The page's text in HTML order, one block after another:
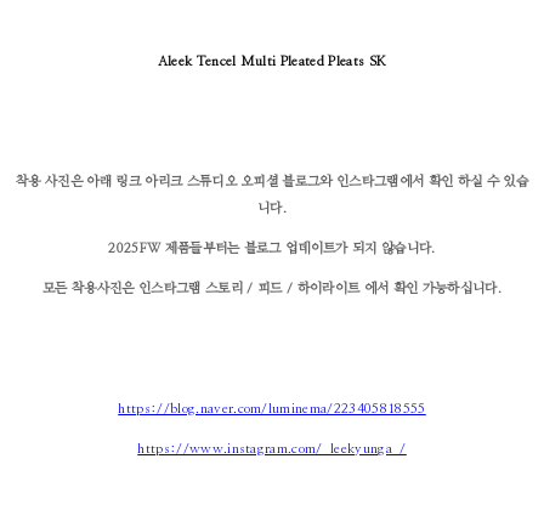
Aleek Tencel Multi Pleated Pleats SK
착용 사진은 아래 링크 아리크 스튜디오 오피셜 블로그와 인스타그램에서 확인 하실 수 있습
니다.
2025FW 제품들부터는 블로그 업데이트가 되지 않습니다.
모든 착용사진은 인스타그램 스토리 / 피드 / 하이라이트 에서 확인 가능하십니다.
https://blog.naver.com/luminema/223405818555
https://www.instagram.com/_leekyunga_/